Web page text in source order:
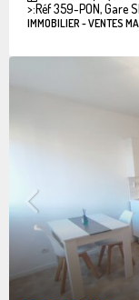
>:Réf 359-PON, Gare
IMMOBILIER - VENTES